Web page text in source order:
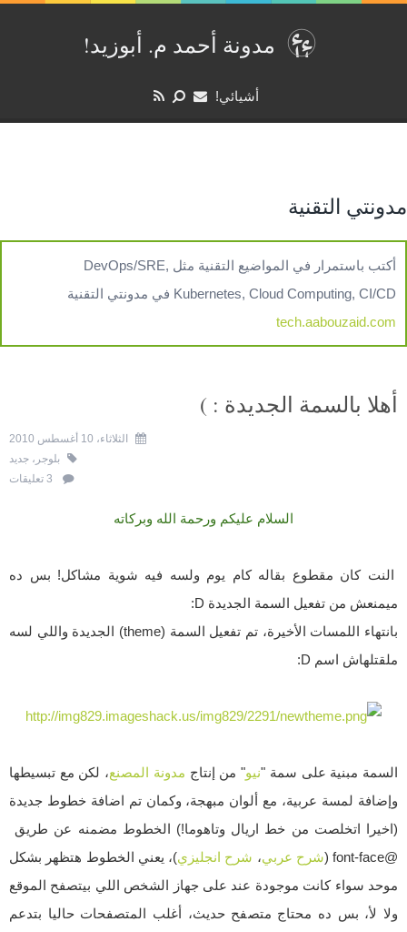
مدونة أحمد م. أبوزيد‏‫!‏
أشيائي!
مدونتي التقنية
أكتب باستمرار في المواضيع التقنية مثل DevOps/SRE,
Kubernetes, Cloud Computing, CI/CD في مدونتي التقنية
tech.aabouzaid.com
أهلا بالسمة الجديدة : )
الثلاثاء، 10 أغسطس 2010
بلوجر ، جديد
السلام عليكم ورحمة الله وبركاته
النت كان مقطوع بقاله كام يوم ولسه فيه شوية مشاكل! بس ده
ميمنعش من تفعيل السمة الجديدة D:
بانتهاء اللمسات الأخيرة، تم تفعيل السمة (theme) الجديدة واللي لسه
ملقتلهاش اسم D:
السمة مبنية على سمة "نيو" من إنتاج مدونة المصنع، لكن مع تبسيطها
وإضافة لمسة عربية، مع ألوان مبهجة، وكمان تم اضافة خطوط جديدة
(اخيرا اتخلصت من خط اريال وتاهوما!) الخطوط مضمنه عن طريق
@font-face (
شرح عربي، شرح انجليزي)، يعني الخطوط هتظهر بشكل
موحد سواء كانت موجودة عند على جهاز الشخص اللي بيتصفح الموقع
ولا ﻷ، بس ده محتاج متصفح حديث، أغلب المتصفحات حاليا بتدعم